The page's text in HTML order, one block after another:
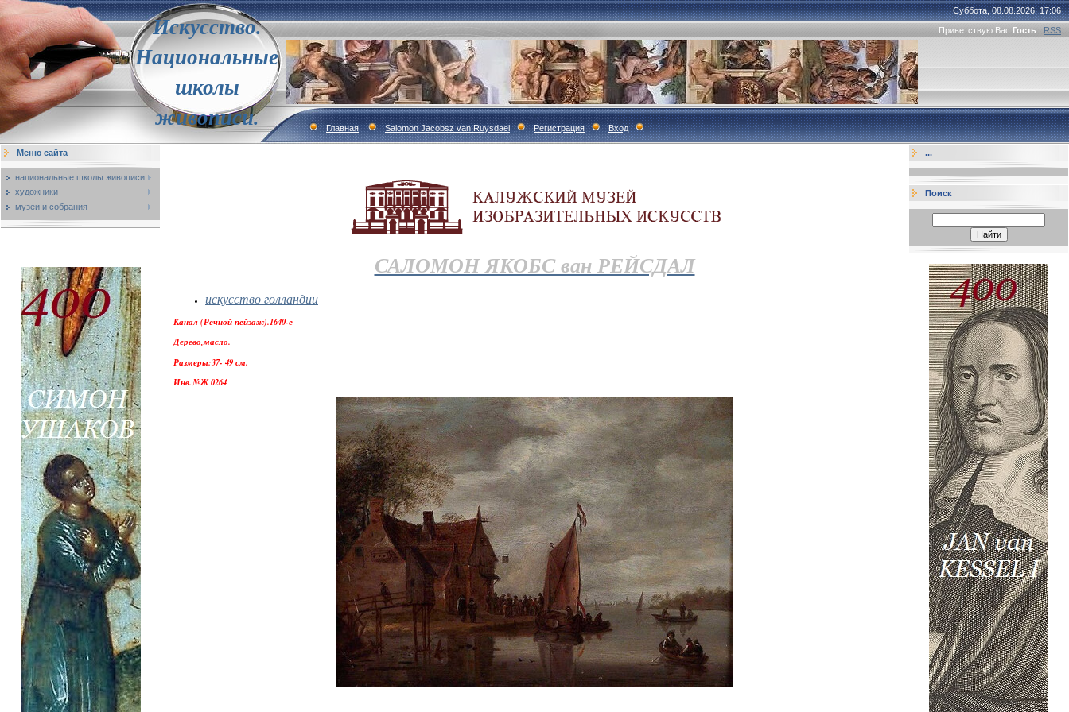
Искусство.
Национальные
школы
живописи.
Суббота, 08.08.2026, 17:06
Приветствую Вас Гость | RSS
Главная Salomon Jacobsz van Ruysdael Регистрация Вход
Меню сайта
национальные школы живописи
художники
музеи и собрания
САЛОМОН ЯКОБС ван РЕЙСДАЛ
искусство голландии
Канал (Речной пейзаж).1640-е
Дерево,масло.
Размеры:37- 49 см.
Инв.№Ж 0264
...
Поиск